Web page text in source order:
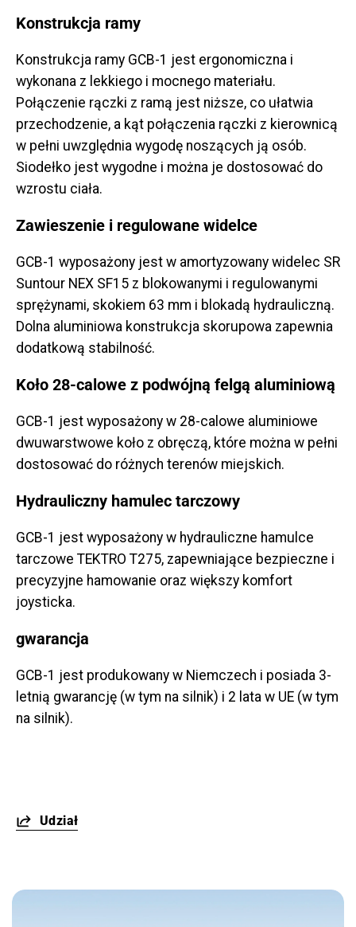
Konstrukcja ramy
Konstrukcja ramy GCB-1 jest ergonomiczna i
wykonana z lekkiego i mocnego materiału.
Połączenie rączki z ramą jest niższe, co ułatwia
przechodzenie, a kąt połączenia rączki z kierownicą
w pełni uwzględnia wygodę noszących ją osób.
Siodełko jest wygodne i można je dostosować do
wzrostu ciała.
Zawieszenie i regulowane widelce
GCB-1 wyposażony jest w amortyzowany widelec SR
Suntour NEX SF15 z blokowanymi i regulowanymi
sprężynami, skokiem 63 mm i blokadą hydrauliczną.
Dolna aluminiowa konstrukcja skorupowa zapewnia
dodatkową stabilność.
Koło 28-calowe z podwójną felgą aluminiową
GCB-1 jest wyposażony w 28-calowe aluminiowe
dwuwarstwowe koło z obręczą, które można w pełni
dostosować do różnych terenów miejskich.
Hydrauliczny hamulec tarczowy
GCB-1 jest wyposażony w hydrauliczne hamulce
tarczowe TEKTRO T275, zapewniające bezpieczne i
precyzyjne hamowanie oraz większy komfort
joysticka.
gwarancja
GCB-1 jest produkowany w Niemczech i posiada 3-
letnią gwarancję (w tym na silnik) i 2 lata w UE (w tym
na silnik).
Udział